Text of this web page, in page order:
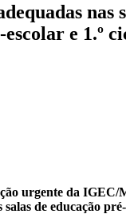
nas
e 1.º
urgente da IGEC/
de educação